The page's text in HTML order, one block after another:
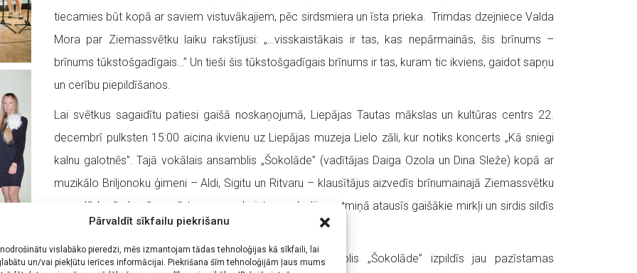
Pārvaldīt sīkfailu piekrišanu
nodrošinātu vislabāko pieredzi, mēs izmantojam tādas tehnoloģijas kā sīkfaili, lai
un/vai piekļūtu ierīces informācijai. Piekrišana šīm tehnoloģijām ļaus mums
tiecamies būt kopā ar saviem vistuvākajiem, pēc sirdsmiera un īsta prieka. Trimdas dzejniece Valda
Mora par Ziemassvētku laiku rakstījusi: „…visskaistākais ir tas, kas nepārmainās, šis brīnums –
brīnums tūkstošgadīgais…” Un tieši šis tūkstošgadīgais brīnums ir tas, kuram tic ikviens, gaidot sapņu
un cerību piepildīšanos.
Lai svētkus sagaidītu patiesi gaišā noskaņojumā, Liepājas Tautas mākslas un kultūras centrs 22.
decembrī pulksten 15:00 aicina ikvienu uz Liepājas muzeja Lielo zāli, kur notiks koncerts „Kā sniegi
kalnu galotnēs”. Tajā vokālais ansamblis „Šokolāde” (vadītājas Daiga Ozola un Dina Sleže) kopā ar
muzikālo Briljonoku ģimeni – Aldi, Sigitu un Ritvaru – klausītājus aizvedīs brīnumainajā Ziemassvētku
pasaulē, kurā skanēs pazīstamas un skaistas melodijas, atmiņā atausīs gaišākie mirkļi un sirdis sildīs
satikšanās prieks.
Koncertā „Kā sniegi kalnu galotnēs” vokālais ansamblis „Šokolāde” izpildīs jau pazīstamas